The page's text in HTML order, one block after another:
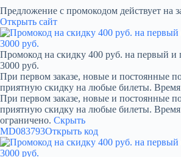
Предложение с промокодом действует на
Открыть сайт
Промокод на скидку 400 руб. на первый и
3000 руб.
При первом заказе, новые и постоянные
приятную скидку на любые билеты. Время
При первом заказе, новые и постоянные
приятную скидку на любые билеты. Время
ограничено. Скрыть
MD083793Открыть код